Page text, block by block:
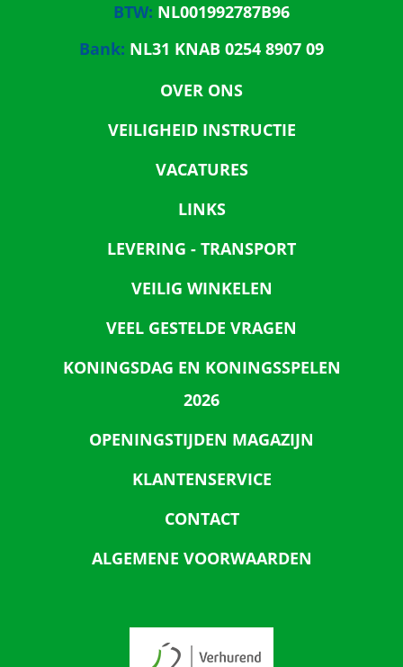
BTW: NL001992787B96
Bank: NL31 KNAB 0254 8907 09
OVER ONS
VEILIGHEID INSTRUCTIE
VACATURES
LINKS
LEVERING - TRANSPORT
VEILIG WINKELEN
VEEL GESTELDE VRAGEN
KONINGSDAG EN KONINGSSPELEN
2026
OPENINGSTIJDEN MAGAZIJN
KLANTENSERVICE
CONTACT
ALGEMENE VOORWAARDEN